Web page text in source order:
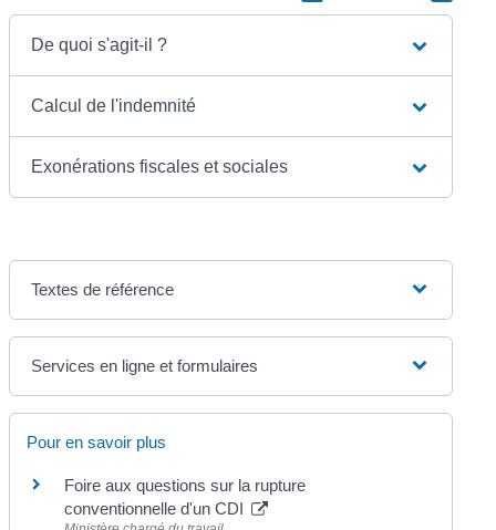
De quoi s'agit-il ?
Calcul de l'indemnité
Exonérations fiscales et sociales
Textes de référence
Services en ligne et formulaires
Pour en savoir plus
Foire aux questions sur la rupture
conventionnelle d'un CDI